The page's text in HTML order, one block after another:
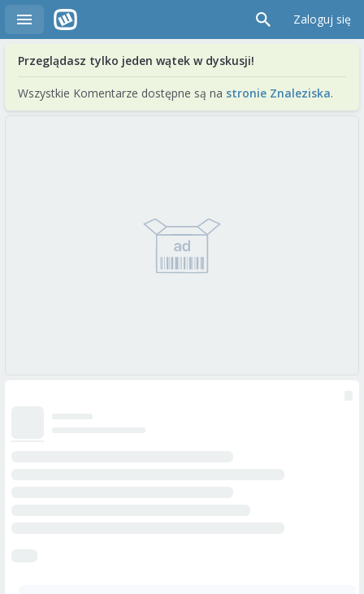
Zaloguj się
Przeglądasz tylko jeden wątek w dyskusji!
Wszystkie Komentarze dostępne są na stronie Znaleziska.